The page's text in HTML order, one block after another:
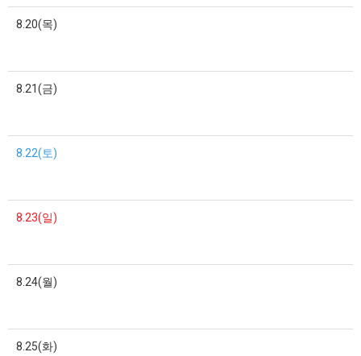
8.20(목)
8.21(금)
8.22(토)
8.23(일)
8.24(월)
8.25(화)